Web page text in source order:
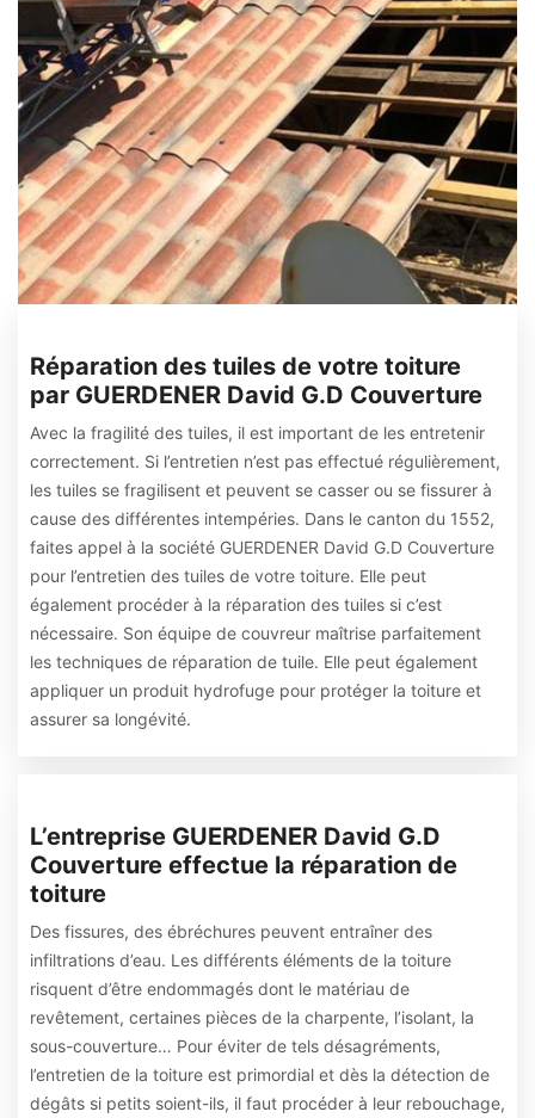
Réparation des tuiles de votre toiture
par GUERDENER David G.D Couverture
Avec la fragilité des tuiles, il est important de les entretenir
correctement. Si l’entretien n’est pas effectué régulièrement,
les tuiles se fragilisent et peuvent se casser ou se fissurer à
cause des différentes intempéries. Dans le canton du 1552,
faites appel à la société GUERDENER David G.D Couverture
pour l’entretien des tuiles de votre toiture. Elle peut
également procéder à la réparation des tuiles si c’est
nécessaire. Son équipe de couvreur maîtrise parfaitement
les techniques de réparation de tuile. Elle peut également
appliquer un produit hydrofuge pour protéger la toiture et
assurer sa longévité.
L’entreprise GUERDENER David G.D
Couverture effectue la réparation de
toiture
Des fissures, des ébréchures peuvent entraîner des
infiltrations d’eau. Les différents éléments de la toiture
risquent d’être endommagés dont le matériau de
revêtement, certaines pièces de la charpente, l’isolant, la
sous-couverture… Pour éviter de tels désagréments,
l’entretien de la toiture est primordial et dès la détection de
dégâts si petits soient-ils, il faut procéder à leur rebouchage,